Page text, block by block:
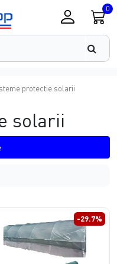
0
protectie solarii
solarii
-29.7%